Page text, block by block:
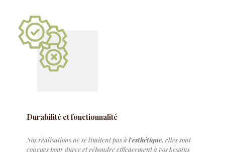
Durabilité et fonctionnalité
Nos réalisations ne se limitent pas à l'esthétique, elles sont
conçues pour durer et répondre efficacement à vos besoins